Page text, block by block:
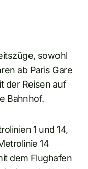
sowohl
ab Paris Gare
der Reisen auf
Bahnhof.
1 und 14,
14
dem Flughafen